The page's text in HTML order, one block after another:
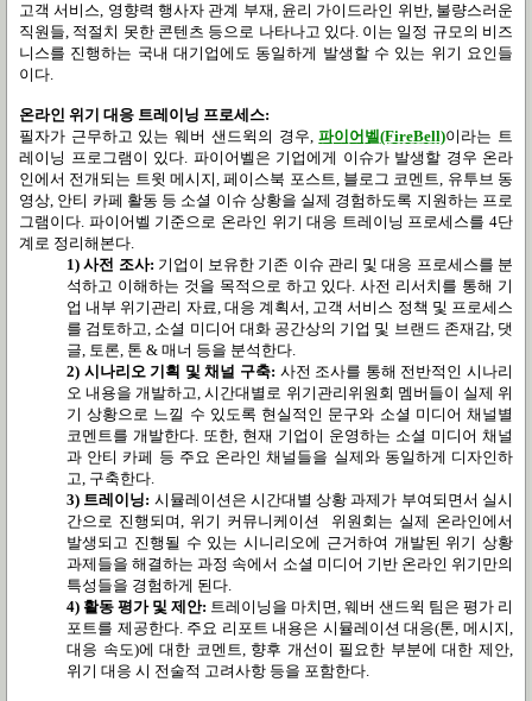
고객 서비스, 영향력 행사자 관계 부재, 윤리 가이드라인 위반, 불량스러운
직원들, 적절치 못한 콘텐츠 등으로 나타나고 있다. 이는 일정 규모의 비즈
니스를 진행하는 국내 대기업에도 동일하게 발생할 수 있는 위기 요인들
이다.
온라인 위기 대응 트레이닝 프로세스:
필자가 근무하고 있는 웨버 샌드윅의 경우,파이어벨(FireBell)이라는 트
레이닝 프로그램이 있다. 파이어벨은 기업에게 이슈가 발생할 경우 온라
인에서 전개되는 트윗 메시지, 페이스북 포스트, 블로그 코멘트, 유투브 동
영상, 안티 카페 활동 등 소셜 이슈 상황을 실제 경험하도록 지원하는 프로
그램이다. 파이어벨 기준으로 온라인 위기 대응 트레이닝 프로세스를 4단
계로 정리해본다.
1) 사전 조사: 기업이 보유한 기존 이슈 관리 및 대응 프로세스를 분
석하고 이해하는 것을 목적으로 하고 있다. 사전 리서치를 통해 기
업 내부 위기관리 자료, 대응 계획서, 고객 서비스 정책 및 프로세스
를 검토하고, 소셜 미디어 대화 공간상의 기업 및 브랜드 존재감, 댓
글, 토론, 톤 & 매너 등을 분석한다.
2) 시나리오 기획 및 채널 구축: 사전 조사를 통해 전반적인 시나리
오 내용을 개발하고, 시간대별로 위기관리위원회 멤버들이 실제 위
기 상황으로 느낄 수 있도록 현실적인 문구와 소셜 미디어 채널별
코멘트를 개발한다. 또한, 현재 기업이 운영하는 소셜 미디어 채널
과 안티 카페 등 주요 온라인 채널들을 실제와 동일하게 디자인하
고, 구축한다.
3) 트레이닝: 시뮬레이션은 시간대별 상황 과제가 부여되면서 실시
간으로 진행되며, 위기 커뮤니케이션 위원회는 실제 온라인에서
발생되고 진행될 수 있는 시니리오에 근거하여 개발된 위기 상황
과제들을 해결하는 과정 속에서 소셜 미디어 기반 온라인 위기만의
특성들을 경험하게 된다.
4) 활동 평가 및 제안: 트레이닝을 마치면, 웨버 샌드윅 팀은 평가 리
포트를 제공한다. 주요 리포트 내용은 시뮬레이션 대응(톤, 메시지,
대응 속도)에 대한 코멘트, 향후 개선이 필요한 부분에 대한 제안,
위기 대응 시 전술적 고려사항 등을 포함한다.